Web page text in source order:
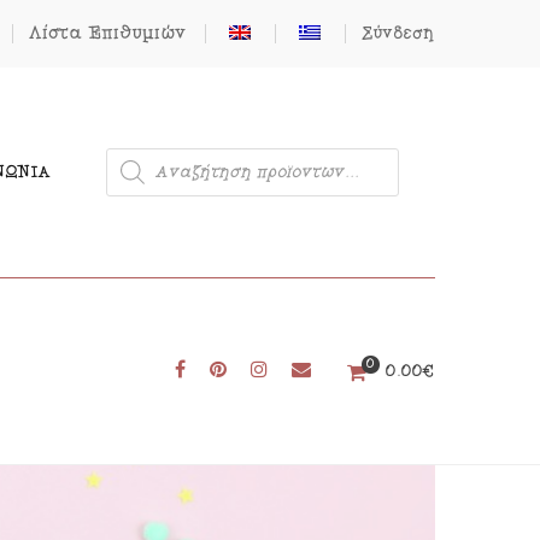
Λίστα Επιθυμιών Σύνδεση
Μονόκερος
Δωρεάν Πατρόν
0 0.00€